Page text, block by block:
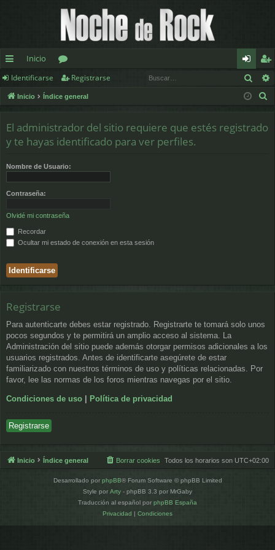
nl
ac
rá
d
Inicio
or
os
de
nt
eg
ist
Identificarse Registrarse
Inicio Índice general
El administrador del sitio requiere que estés registrado
y te hayas identificado para ver perfiles.
Nombre de Usuario:
Contraseña:
Olvidé mi contraseña
Recordar
Ocultar mi estado de conexión en esta sesión
Registrarse
Para autenticarte debes estar registrado. Registrarte te tomará solo unos
pocos segundos y te permitirá un amplio acceso al sistema. La
Administración del sitio puede además otorgar permisos adicionales a los
usuarios registrados. Antes de identificarte asegúrete de estar
familiarizado con nuestros términos de uso y políticas relacionadas. Por
favor, lee las normas de los foros mientras navegas por el sitio.
Condiciones de uso | Política de privacidad
Registrarse
Inicio Índice general Todos los horarios son UTC+02:00
Borrar cookies
Desarrollado por phpBB® Forum Software © phpBB Limited
Style por Arty - phpBB 3.3 por MrGaby
Traducción al español por phpBB España
Privacidad | Condiciones